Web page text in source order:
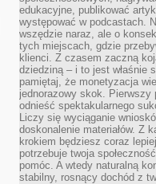
edukacyjne, publikować
występować w podcastach.
wszędzie naraz, ale o
tych miejscach, gdzie
klienci. Z czasem zaczną
dziedziną – i to jest właśnie
pamiętaj, że monetyzacja
jednorazowy skok. Pierwszy
odnieść spektakularnego
Liczy się wyciąganie
doskonalenie materiałów. Z
krokiem będziesz coraz
potrzebuje twoja
pomóc. A wtedy naturalną
stabilny, rosnący dochód z